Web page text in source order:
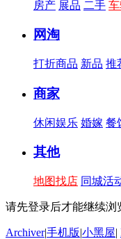
房产 展品 二手
网淘
打折商品 新品 推
商家
休闲娱乐 婚嫁 餐
其他
地图找店 同城活
请先登录后才能继续浏
Archiver|手机版|小黑屋|